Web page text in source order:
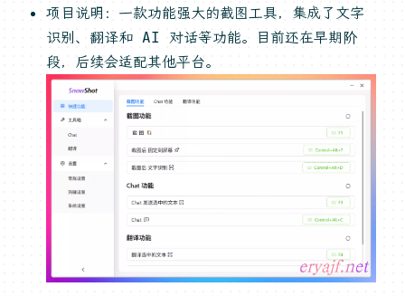
项目说明：一款功能强大的截图工具，集成了文字
识别、翻译和 AI 对话等功能。目前还在早期阶
段，后续会适配其他平台。